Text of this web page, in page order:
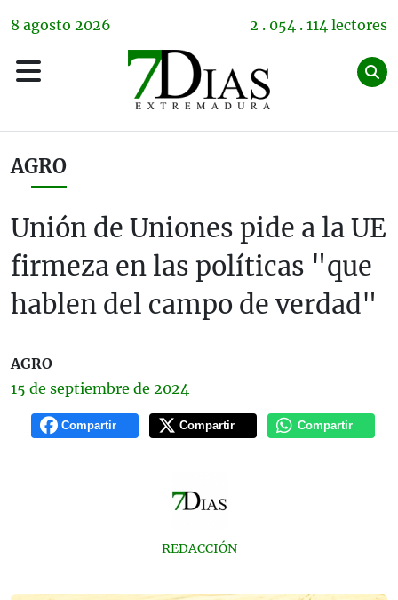
8 agosto 2026 2 . 054 . 114 lectores
AGRO
Unión de Uniones pide a la UE
firmeza en las políticas "que
hablen del campo de verdad"
AGRO
15 de septiembre de 2024
Compartir Compartir Compartir
REDACCIÓN